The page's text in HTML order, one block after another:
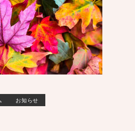
お知らせ